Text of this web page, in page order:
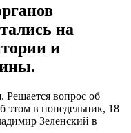
на
и
Решается вопрос об
этом в понедельник, 18
Зеленский в